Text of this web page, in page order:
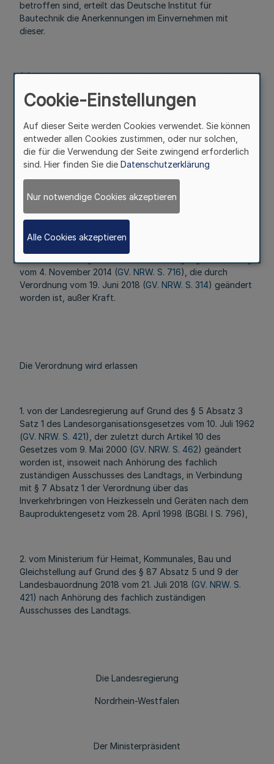
betroffen sind, erteilt das Deutsche Institut für
Bautechnik die Anerkennungen im Einvernehmen mit
dieser.
(2) Sind von einem Antrag auf Anerkennung nach § 1
Zuständigkeitsbereich anderer oberster Landesbehörden
Anerkennung im Einvernehmen mit diesen obersten
Landesbehörden.
§ 3
Inkrafttreten, Außerkrafttreten
Mehr
vom 4. November 2014 (GV. NRW. S. 716), die durch
Verordnung vom 19. Juni 2018 (GV. NRW. S. 314) geändert
worden ist, außer Kraft.
Die Verordnung wird erlassen
1. von der Landesregierung auf Grund des § 5 Absatz 3
Satz 1 des Landesorganisationsgesetzes vom 10. Juli 1962
(GV. NRW. S. 421), der zuletzt durch Artikel 10 des
Gesetzes vom 9. Mai 2000 (GV. NRW. S. 462) geändert
worden ist, insoweit nach Anhörung des fachlich
zuständigen Ausschusses des Landtags, in Verbindung
mit § 7 Absatz 1 der Verordnung über das
Inverkehrbringen von Heizkesseln und Geräten nach dem
Bauproduktengesetz vom 28. April 1998 (BGBl. I S. 796),
2. vom Ministerium für Heimat, Kommunales, Bau und
Gleichstellung auf Grund des § 87 Absatz 5 und 9 der
Landesbauordnung 2018 vom 21. Juli 2018 (GV. NRW. S.
421) nach Anhörung des fachlich zuständigen
Ausschusses des Landtags.
Die Landesregierung
Nordrhein-Westfalen
Der Ministerpräsident
Cookie-Einstellungen
Auf dieser Seite werden Cookies verwendet. Sie können
entweder allen Cookies zustimmen, oder nur solchen,
die für die Verwendung der Seite zwingend erforderlich
sind. Hier finden Sie die Datenschutzerklärung
Nur notwendige Cookies akzeptieren
Alle Cookies akzeptieren